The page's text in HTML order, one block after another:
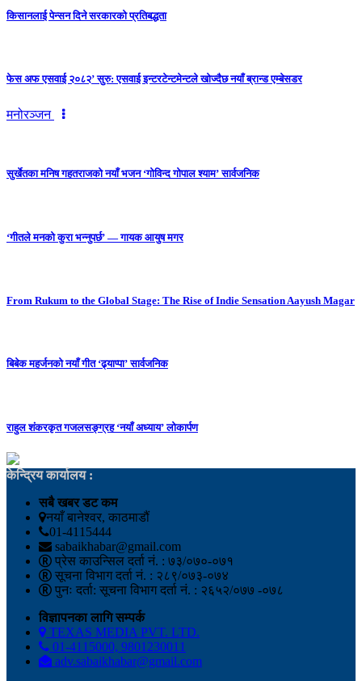
किसानलाई पेन्सन दिने सरकारको प्रतिबद्धता
फेस अफ एसवाई २०८२’ सुरु: एसवाई इन्टरटेन्टमेन्टले खोज्दैछ नयाँ ब्रान्ड एम्बेसडर
मनोरञ्जन
सुर्खेतका मनिष गहतराजको नयाँ भजन ‘गोविन्द गोपाल श्याम’ सार्वजनिक
‘गीतले मनको कुरा भन्नुपर्छ’ — गायक आयुष मगर
From Rukum to the Global Stage: The Rise of Indie Sensation Aayush Magar
बिबेक महर्जनको नयाँ गीत ‘ढ्याप्पा’ सार्वजनिक
राहुल शंकरकृत गजलसङ्ग्रह ‘नयाँ अध्याय’ लोकार्पण
केन्द्रिय कार्यालय :
सबै खबर डट कम
नयाँ बानेश्वर, काठमाडौं
01-4115444
sabaikhabar@gmail.com
प्रेस काउन्सिल दर्ता नं. : ७३/०७०-०७१
सूचना विभाग दर्ता नं. : २८९/०७३-०७४
पुनः दर्ता: सूचना विभाग दर्ता नं. : २६५२/०७७ -०७८
विज्ञापनका लागि सम्पर्क
TEXAS MEDIA PVT. LTD.
01-4115000, 9801230011
adv.sabaikhabar@gmail.com